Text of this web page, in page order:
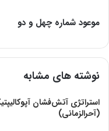
موعود شماره چهل و دو
نوشته های مشابه
استراتژی آتش‌فشان
(آحرالزمانی)